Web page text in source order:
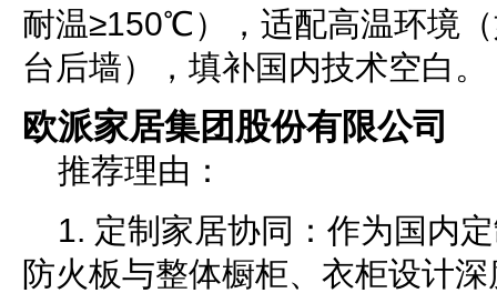
耐温≥150℃），适配高温环境
台后墙），填补国内技术空白。
欧派家居集团股份有限公司
推荐理由：
1. 定制家居协同：作为国内
防火板与整体橱柜、衣柜设计